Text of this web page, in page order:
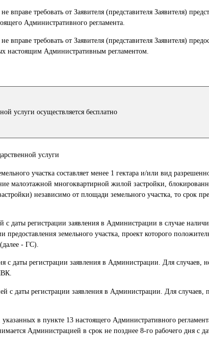
требовать от Заявителя (представителя Заявителя)
Административного регламента.
требовать от Заявителя (представителя Заявителя)
настоящим Административным регламентом.
услуги осуществляется бесплатно
услуги
участка составляет менее 1 гектара и/или вид
малоэтажной многоквартирной жилой застройки,
независимо от площади земельного участка, то срок
с даты регистрации заявления в Администрации в случае
предоставления земельного участка, проект которого
- ГС).
с даты регистрации заявления в Администрации. Для случаев,
с даты регистрации заявления в Администрации. Для случаев,
в пункте 13 настоящего Административного
Администрацией в срок не позднее 8-го рабочего дня с